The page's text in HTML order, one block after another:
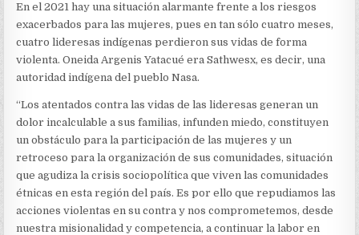
En el 2021 hay una situación alarmante frente a los riesgos
exacerbados para las mujeres, pues en tan sólo cuatro meses,
cuatro lideresas indígenas perdieron sus vidas de forma
violenta. Oneida Argenis Yatacué era Sathwesx, es decir, una
autoridad indígena del pueblo Nasa.
“Los atentados contra las vidas de las lideresas generan un
dolor incalculable a sus familias, infunden miedo, constituyen
un obstáculo para la participación de las mujeres y un
retroceso para la organización de sus comunidades, situación
que agudiza la crisis sociopolítica que viven las comunidades
étnicas en esta región del país. Es por ello que repudiamos las
acciones violentas en su contra y nos comprometemos, desde
nuestra misionalidad y competencia, a continuar la labor en